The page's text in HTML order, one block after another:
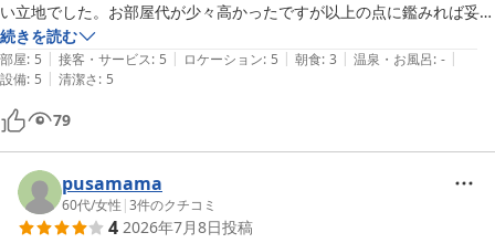
い立地でした。お部屋代が少々高かったですが以上の点に鑑みれば妥当
な額と言えるかもしれません。部屋からの眺めは素晴らしくまた、部屋
はシングルステイには十分な広さでした。ミネラルウォーターが２本用
意されていて重宝しました。朝食は和と洋から選べて「洋」をリクエス
トしました。全体として満足のいく内容でしたが、コーヒーが期待以下
だったので辛目の点数とさせていただきました。それ以外のホテルとし
ての快適さなどはさすが一流だと感じました。
続きを読む
部屋: 5 | 接客・サービス: 5 | ロケーション: 5 | 朝食: 3 | 温泉・お風呂: - |
設備: 5 | 清潔さ: 5
79
pusamama
60代/女性 |3件のクチコミ
4 2026年7月8日投稿